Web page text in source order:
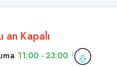
an Kapalı
11:00 - 23:00